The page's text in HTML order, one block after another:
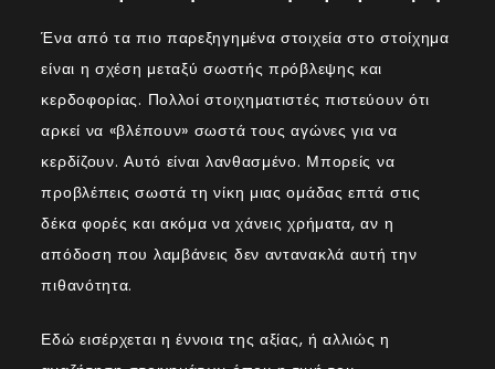
Ένα από τα πιο παρεξηγημένα στοιχεία στο στοίχημα
είναι η σχέση μεταξύ σωστής πρόβλεψης και
κερδοφορίας. Πολλοί στοιχηματιστές πιστεύουν ότι
αρκεί να «βλέπουν» σωστά τους αγώνες για να
κερδίζουν. Αυτό είναι λανθασμένο. Μπορείς να
προβλέπεις σωστά τη νίκη μιας ομάδας επτά στις
δέκα φορές και ακόμα να χάνεις χρήματα, αν η
απόδοση που λαμβάνεις δεν αντανακλά αυτή την
πιθανότητα.
Εδώ εισέρχεται η έννοια της αξίας, ή αλλιώς η